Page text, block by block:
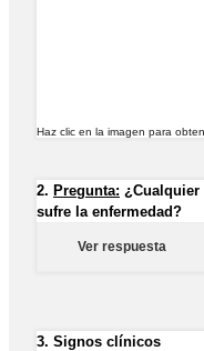
Haz clic en la imagen para
2. Pregunta:
sufre la enfermedad?
Ver respuesta
3. Signos clínicos